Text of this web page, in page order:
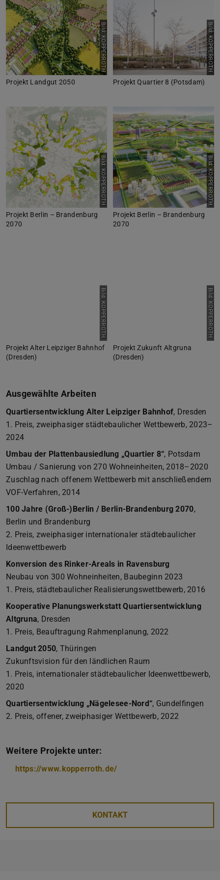
Bild: KOPPERROTH
Projekt Landgut 2050
Bild: KOPPERROTH
Projekt Quartier 8 (Potsdam)
Bild: KOPPERROTH
Projekt Berlin – Brandenburg
2070
Bild: KOPPERROTH
Projekt Berlin – Brandenburg
2070
Bild: KOPPERROTH
Projekt Alter Leipziger Bahnhof
(Dresden)
Bild: KOPPERROTH
Projekt Zukunft Altgruna
(Dresden)
Ausgewählte Arbeiten
Quartiersentwicklung Alter Leipziger Bahnhof, Dresden
1. Preis, zweiphasiger städtebaulicher Wettbewerb, 2023–
2024
Umbau der Plattenbausiedlung „Quartier 8“, Potsdam
Umbau / Sanierung von 270 Wohneinheiten, 2018–2020
Zuschlag nach offenem Wettbewerb mit anschließendem
VOF-Verfahren, 2014
100 Jahre (Groß-)Berlin / Berlin-Brandenburg 2070,
Berlin und Brandenburg
2. Preis, zweiphasiger internationaler städtebaulicher
Ideenwettbewerb
Konversion des Rinker-Areals in Ravensburg
Neubau von 300 Wohneinheiten, Baubeginn 2023
1. Preis, städtebaulicher Realisierungswettbewerb, 2016
Kooperative Planungswerkstatt Quartiersentwicklung
Altgruna, Dresden
1. Preis, Beauftragung Rahmenplanung, 2022
Landgut 2050, Thüringen
Zukunftsvision für den ländlichen Raum
1. Preis, internationaler städtebaulicher Ideenwettbewerb,
2020
Quartiersentwicklung „Nägelesee-Nord“, Gundelfingen
2. Preis, offener, zweiphasiger Wettbewerb, 2022
Weitere Projekte unter:
https://www.kopperroth.de/
KONTAKT